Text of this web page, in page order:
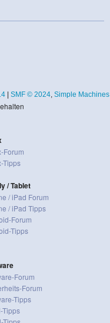
| SMF © 2024, Simple Machines
Forum
Tipps
/ Tablet
/ iPad Forum
/ iPad Tipps
Forum
Tipps
Forum
Forum
Tipps
Tipps